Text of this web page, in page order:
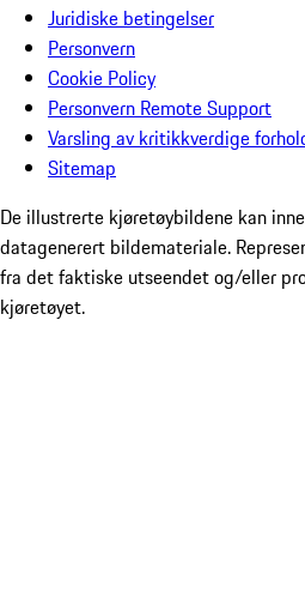
Juridiske betingelser
Personvern
Cookie Policy
Personvern Remote Support
Varsling av kritikkverdige
Sitemap
De illustrerte kjøretøybildene kan
datagenerert bildemateriale.
fra det faktiske utseendet og/eller
kjøretøyet.